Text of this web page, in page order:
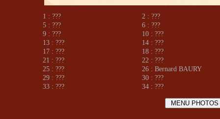
1 : ???
2 : ???
5 : ???
6 : ???
9 : ???
10 : ???
13 : ???
14 : ???
17 : ???
18 : ???
21 : ???
22 : ???
25 : ???
26 : Bernard BAURY
29 : ???
30 : ???
33 : ???
34 : ???